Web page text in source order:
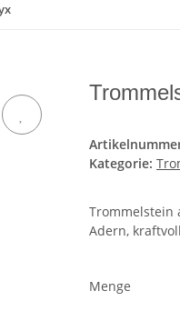
Kategorie:
Trommelstein
Adern,
Menge